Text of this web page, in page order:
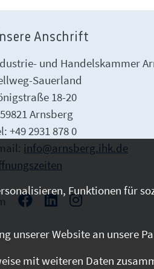
Anschrift
und Handelskammer
Sauerland
18-20
Arnsberg
+49 2931 878 0
info@arnsberg.ihk.de
Funktionen für
unserer Website an unsere
mit weiteren Daten